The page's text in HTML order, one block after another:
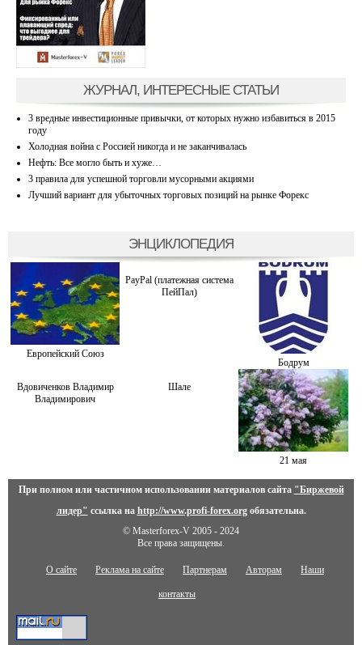
ЖУРНАЛ, ИНТЕРЕСНЫЕ СТАТЬИ
3 вредные инвестиционные привычки, от которых нужно избавиться в 2015
году
Холодная война с Россией никогда и не заканчивалась
Нефть: Все могло быть и хуже…
3 правила для успешной торговли мусорными акциями
Лучший вариант для убыточных торговых позиций на рынке Форекс
ЭНЦИКЛОПЕДИЯ
Европейский Союз
PayPal (платежная система
ПейПал)
Бодрум
Вдовиченков Владимир
Владимирович
Шале
21 мая
При полном или частичном использовании материалов сайта "Биржевой
лидер" ссылка на http://www.profi-forex.orgобязательна.
© Masterforex-V 2005 - 2024
Все права защищены.
О сайте Реклама на сайте Партнерам Авторам Наши
контакты